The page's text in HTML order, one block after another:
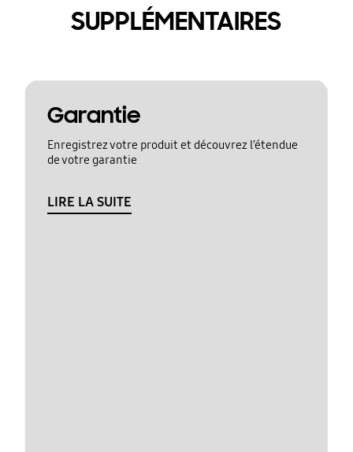
SUPPLÉMENTAIRES
Garantie
Enregistrez votre produit et découvrez l’étendue
de votre garantie
LIRE LA SUITE